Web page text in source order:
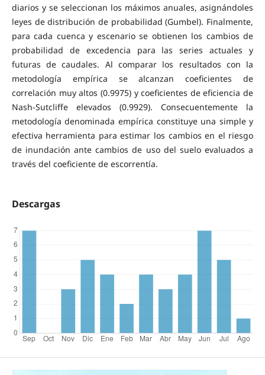
diarios y se seleccionan los máximos anuales, asignándoles
leyes de distribución de probabilidad (Gumbel). Finalmente,
para cada cuenca y escenario se obtienen los cambios de
probabilidad de excedencia para las series actuales y
futuras de caudales. Al comparar los resultados con la
metodología empírica se alcanzan coeficientes de
correlación muy altos (0.9975) y coeficientes de eficiencia de
Nash-Sutcliffe elevados (0.9929). Consecuentemente la
metodología denominada empírica constituye una simple y
efectiva herramienta para estimar los cambios en el riesgo
de inundación ante cambios de uso del suelo evaluados a
través del coeficiente de escorrentía.
Descargas